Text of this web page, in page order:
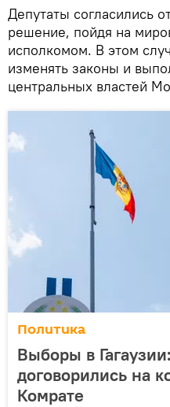
Депутаты согласились
решение, пойдя на
исполкомом. В этом
изменять законы и
центральных властей
Политика
Выборы в
договорились на
Комрате